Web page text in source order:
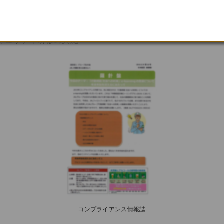
ュリティ研修の実施
コンプライアンス情報誌